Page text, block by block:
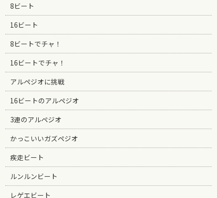
8ビート
16ビート
8ビートでチャ！
16ビートでチャ！
アルペジオに挑戦
16ビートのアルペジオ
3連のアルペジオ
かっこいいガズペジオ
疾走ビート
ルンルンビート
レゲエビート